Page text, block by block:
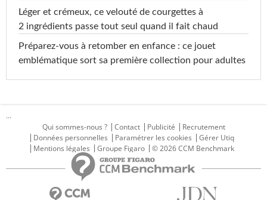
Léger et crémeux, ce velouté de courgettes à
2 ingrédients passe tout seul quand il fait chaud
Préparez-vous à retomber en enfance : ce jouet
emblématique sort sa première collection pour adultes
...
Qui sommes-nous ?
Contact Publicité
Recrutement
Données personnelles
Paramétrer les cookies
Gérer Utiq
Mentions légales
Groupe Figaro © 2026 CCM Benchmark